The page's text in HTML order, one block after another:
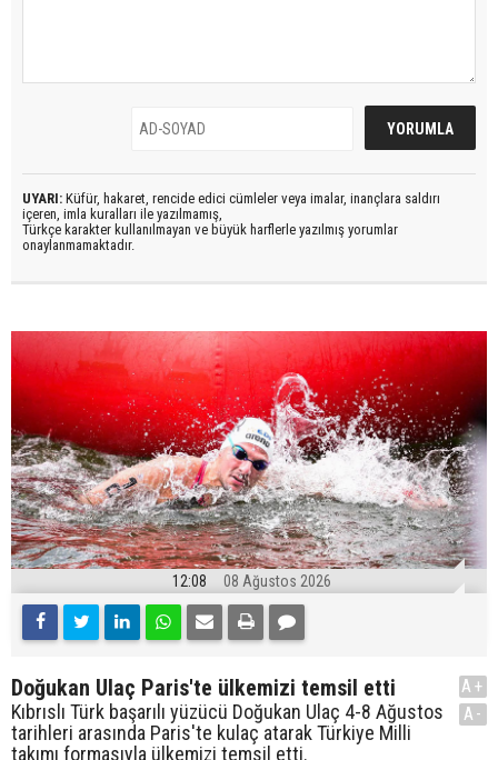
UYARI: Küfür, hakaret, rencide edici cümleler veya imalar, inançlara saldırı
içeren, imla kuralları ile yazılmamış,
Türkçe karakter kullanılmayan ve büyük harflerle yazılmış yorumlar
onaylanmamaktadır.
12:08 08 Ağustos 2026
Doğukan Ulaç Paris'te ülkemizi temsil etti
Kıbrıslı Türk başarılı yüzücü Doğukan Ulaç 4-8 Ağustos
tarihleri arasında Paris'te kulaç atarak Türkiye Milli
takımı formasıyla ülkemizi temsil etti.
A+
A-